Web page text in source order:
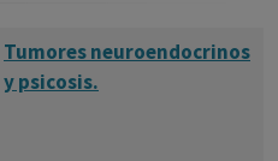
Tumores neuroendocrinos
y psicosis.